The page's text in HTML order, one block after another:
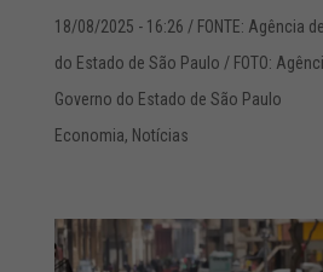
18/08/2025 - 16:26 / FONTE: Agência
do Estado de São Paulo / FOTO:
Governo do Estado de São Paulo
Economia, Notícias